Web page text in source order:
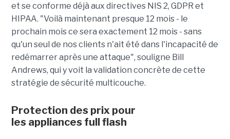
et se conforme déjà aux directives NIS 2, GDPR et
HIPAA. "Voilà maintenant presque 12 mois - le
prochain mois ce sera exactement 12 mois - sans
qu'un seul de nos clients n'ait été dans l'incapacité de
redémarrer après une attaque", souligne Bill
Andrews, qui y voit la validation concrète de cette
stratégie de sécurité multicouche.
Protection des prix pour
les appliances full flash